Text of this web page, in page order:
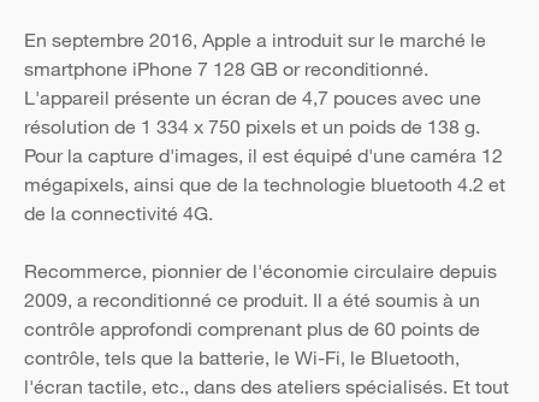
En septembre 2016, Apple a introduit sur le marché le
smartphone iPhone 7 128 GB or reconditionné.
L'appareil présente un écran de 4,7 pouces avec une
résolution de 1 334 x 750 pixels et un poids de 138 g.
Pour la capture d'images, il est équipé d'une caméra 12
mégapixels, ainsi que de la technologie bluetooth 4.2 et
de la connectivité 4G.
Recommerce, pionnier de l'économie circulaire depuis
2009, a reconditionné ce produit. Il a été soumis à un
contrôle approfondi comprenant plus de 60 points de
contrôle, tels que la batterie, le Wi-Fi, le Bluetooth,
l'écran tactile, etc., dans des ateliers spécialisés. Et tout